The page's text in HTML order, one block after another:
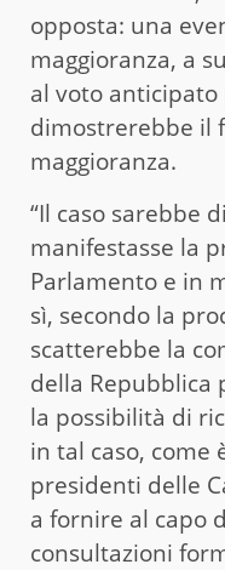
opposta: una
maggioranza, a
al voto anticipato
dimostrerebbe il
maggioranza.
“Il caso sarebbe
manifestasse la
Parlamento e in
sì, secondo la
scatterebbe la
della Repubblica
la possibilità di
in tal caso, come
presidenti delle
a fornire al capo
consultazioni